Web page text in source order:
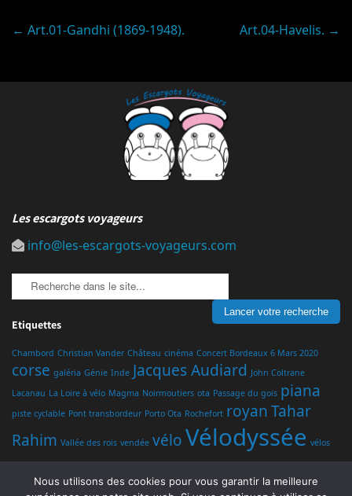
Post
← Art.01-Gandhi (1869-1948). Art.04-Havelis. →
Les escargots voyageurs
info@les-escargots-voyageurs.com
Etiquettes
Chambord Christian Vander Château cinéma Concert Bordeaux 6 Mars 2020
corse galéria Génie Inde Jacques Audiard John Coltrane
Lacanau La Loire à vélo Magma Noirmoutiers ota Passage du gois piana
piste cyclable Pont transbordeur Porto Ota Rochefort royanTahar
Rahim Vallée des rois vendée véloVélodyssée vélos
Nous utilisons des cookies pour vous garantir la meilleure